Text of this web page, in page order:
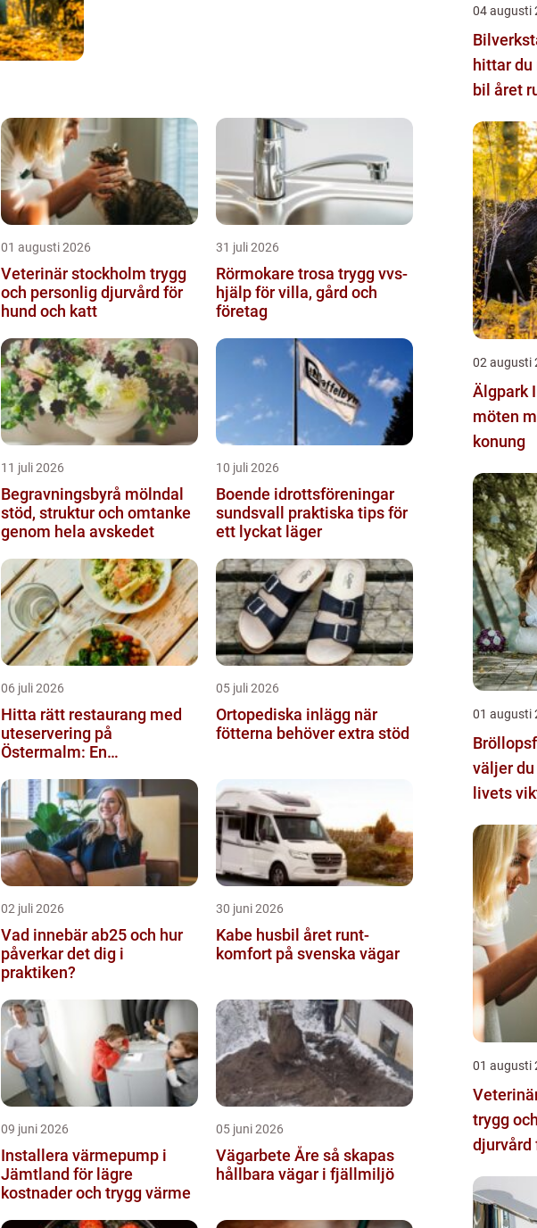
01 augusti 2026
Veterinär stockholm trygg
och personlig djurvård för
hund och katt
31 juli 2026
Rörmokare trosa trygg vvs-
hjälp för villa, gård och
företag
11 juli 2026
Begravningsbyrå mölndal
stöd, struktur och omtanke
genom hela avskedet
10 juli 2026
Boende idrottsföreningar
sundsvall praktiska tips för
ett lyckat läger
06 juli 2026
Hitta rätt restaurang med
uteservering på
Östermalm: En
solen
05 juli 2026
Ortopediska inlägg när
fötterna behöver extra stöd
02 juli 2026
Vad innebär ab25 och hur
påverkar det dig i
praktiken?
30 juni 2026
Kabe husbil året runt-
komfort på svenska vägar
09 juni 2026
Installera värmepump i
Jämtland för lägre
kostnader och trygg värme
05 juni 2026
Vägarbete Åre så skapas
hållbara vägar i fjällmiljö
04 augusti
hittar
bil året
02 augusti
Älgpark I
möten
konung
01 augusti
väljer du
livets
01 augusti
trygg
djurvård